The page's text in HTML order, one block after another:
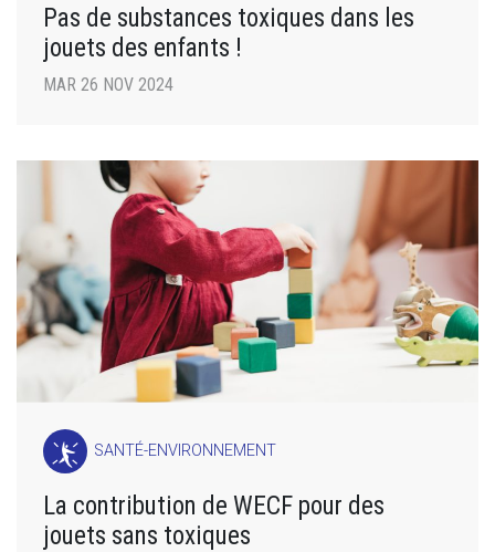
Pas de substances toxiques dans les
jouets des enfants !
MAR 26 NOV 2024
SANTÉ-ENVIRONNEMENT
La contribution de WECF pour des
jouets sans toxiques